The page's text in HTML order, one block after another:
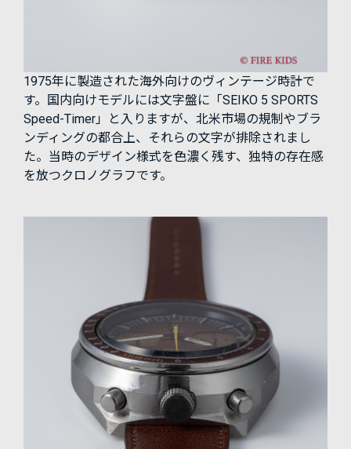
1975年に製造された海外向けのヴィンテージ時計で
す。国内向けモデルには文字盤に「SEIKO 5 SPORTS
Speed-Timer」と入りますが、北米市場の規制やブラ
ンディングの都合上、それらの文字が排除されまし
た。当時のデザイン様式を色濃く残す、独特の存在感
を放つクロノグラフです。